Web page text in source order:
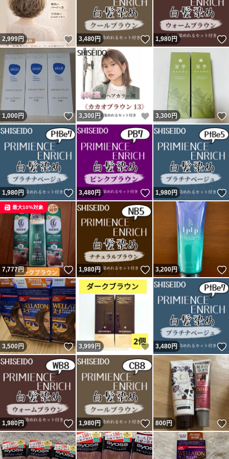
2,999円 いいね！
3,480円 いいね！
1,980円
1,000円 いいね！
3,300円 いいね！
3,300円
1,980円 いいね！
3,480円 いいね！
1,980円
7,777円 いいね！
最大10%対象
1,980円 いいね！
3,200円
3,500円 いいね！
3,999円 いいね！
3,480円
1,980円 いいね！
1,980円 いいね！
800円